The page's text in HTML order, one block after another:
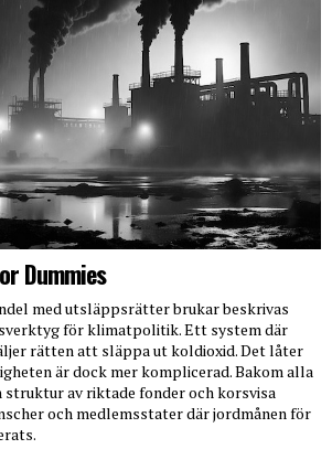
Dummies
med utsläppsrätter brukar beskrivas
för klimatpolitik. Ett system där
rätten att släppa ut koldioxid. Det låter
är dock mer komplicerad. Bakom alla
av riktade fonder och korsvisa
och medlemsstater där jordmånen för